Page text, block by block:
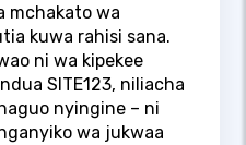
mchakato wa
kuwa rahisi sana.
ni wa kipekee
SITE123, niliacha
nyingine – ni
wa jukwaa